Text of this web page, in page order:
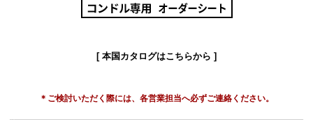
[ 本国カタログはこちらから ]
＊ご検討いただく際には、各営業担当へ必ずご連絡ください。